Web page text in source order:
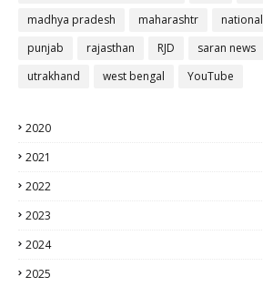
madhya pradesh
maharashtr national
punjab
rajasthan RJD saran news
utrakhand
west bengal YouTube
2020
2021
2022
2023
2024
2025